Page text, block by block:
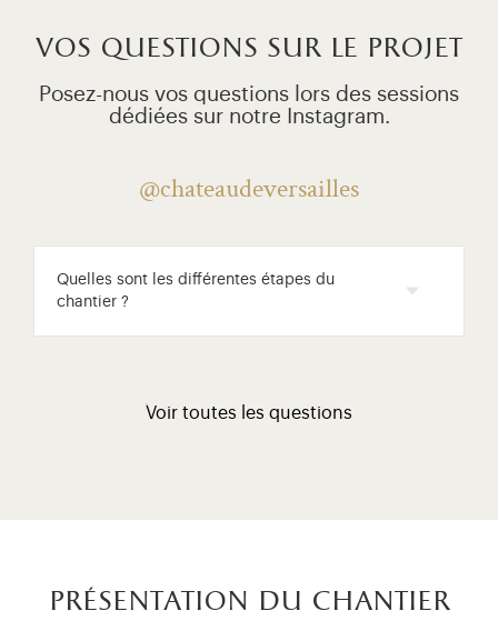
vos questions sur le projet
Posez-nous vos questions lors des sessions
dédiées sur notre Instagram.
@chateaudeversailles
Quelles sont les différentes étapes du
chantier ?
Voir toutes les questions
présentation du chantier